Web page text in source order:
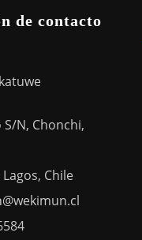
de contacto
N, Chonchi,
Chile